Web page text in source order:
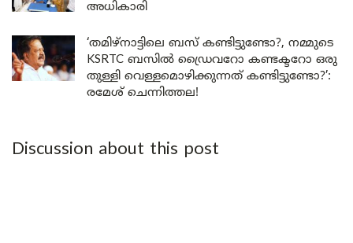
അധികാരി
‘തമിഴ്‌നാട്ടിലെ ബസ് കണ്ടിട്ടുണ്ടോ?, നമ്മുടെ
KSRTC ബസിൽ ഡ്രൈവറോ കണ്ടക്ടറോ ഒരു
തുള്ളി വെള്ളമൊഴിക്കുന്നത് കണ്ടിട്ടുണ്ടോ?’:
രമേശ് ചെന്നിത്തല!
Discussion about this post